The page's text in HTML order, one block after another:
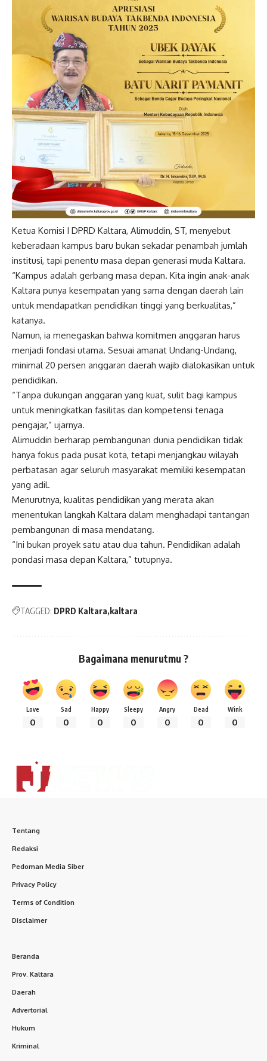
Ketua Komisi I DPRD Kaltara, Alimuddin, ST, menyebut
keberadaan kampus baru bukan sekadar penambah jumlah
institusi, tapi penentu masa depan generasi muda Kaltara.
“Kampus adalah gerbang masa depan. Kita ingin anak-anak
Kaltara punya kesempatan yang sama dengan daerah lain
untuk mendapatkan pendidikan tinggi yang berkualitas,”
katanya.
Namun, ia menegaskan bahwa komitmen anggaran harus
menjadi fondasi utama. Sesuai amanat Undang-Undang,
minimal 20 persen anggaran daerah wajib dialokasikan untuk
pendidikan.
“Tanpa dukungan anggaran yang kuat, sulit bagi kampus
untuk meningkatkan fasilitas dan kompetensi tenaga
pengajar,” ujarnya.
Alimuddin berharap pembangunan dunia pendidikan tidak
hanya fokus pada pusat kota, tetapi menjangkau wilayah
perbatasan agar seluruh masyarakat memiliki kesempatan
yang adil.
Menurutnya, kualitas pendidikan yang merata akan
menentukan langkah Kaltara dalam menghadapi tantangan
pembangunan di masa mendatang.
“Ini bukan proyek satu atau dua tahun. Pendidikan adalah
pondasi masa depan Kaltara,” tutupnya.
TAGGED: DPRD Kaltara kaltara
Bagaimana menurutmu ?
Love
0
Sad
0
Happy
0
Sleepy
0
Angry
0
Dead
0
Wink
0
Tentang
Redaksi
Pedoman Media Siber
Privacy Policy
Terms of Condition
Disclaimer
Beranda
Prov. Kaltara
Daerah
Advertorial
Hukum
Kriminal